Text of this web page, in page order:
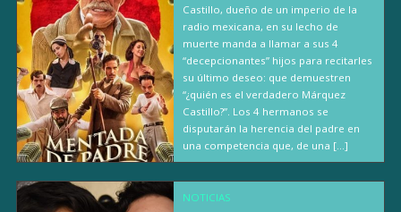
Castillo, dueño de un imperio de la
radio mexicana, en su lecho de
muerte manda a llamar a sus 4
“decepcionantes” hijos para recitarles
su último deseo: que demuestren
“¿quién es el verdadero Márquez
Castillo?”. Los 4 hermanos se
disputarán la herencia del padre en
una competencia que, de una […]
NOTICIAS